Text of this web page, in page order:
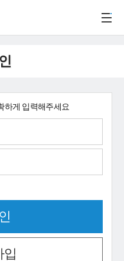
하게 입력해주세요
입